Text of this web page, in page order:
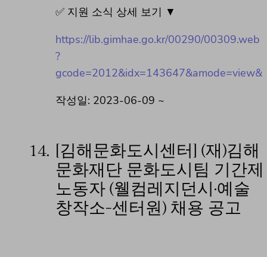
✅ 지원 소식 상세 보기 ▼
https://lib.gimhae.go.kr/00290/00309.web
?
gcode=2012&idx=143647&amode=view&
작성일: 2023-06-09 ~
14. [김해문화도시센터] (재)김해
문화재단 문화도시팀 기간제
노동자 (웰컴레지던시·예술
창작소-센터원) 채용 공고